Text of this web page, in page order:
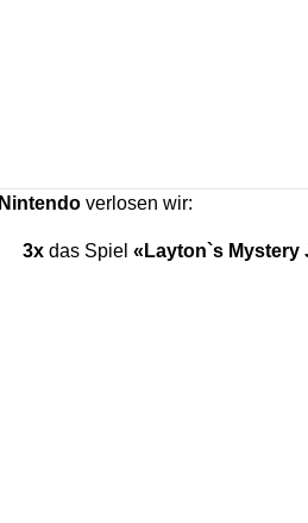
Nintendo verlosen wir:
3xdas Spiel «Layton`s Mystery